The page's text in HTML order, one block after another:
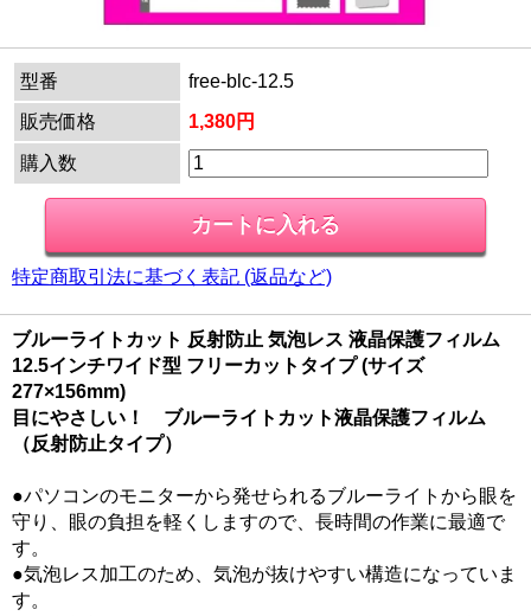
型番
free-blc-12.5
販売価格
1,380円
購入数
特定商取引法に基づく表記 (返品など)
ブルーライトカット 反射防止 気泡レス 液晶保護フィルム
12.5インチワイド型 フリーカットタイプ (サイズ
277×156mm)
目にやさしい！ ブルーライトカット液晶保護フィルム
（反射防止タイプ）
●パソコンのモニターから発せられるブルーライトから眼を
守り、眼の負担を軽くしますので、長時間の作業に最適で
す。
●気泡レス加工のため、気泡が抜けやすい構造になっていま
す。